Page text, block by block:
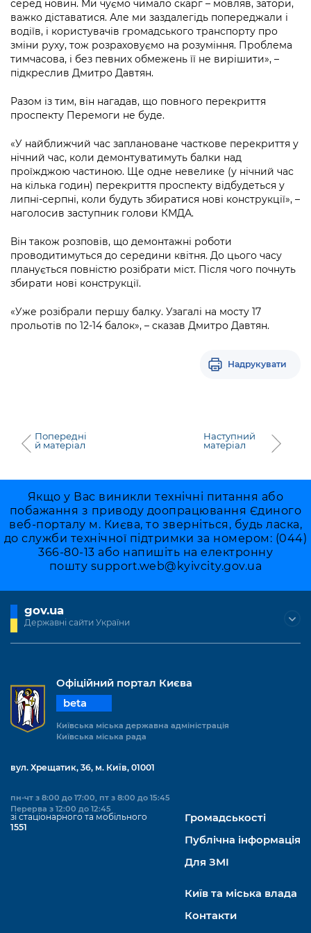
Підприємства, установи, організації
Kyiv International Relations
Річні звіти
Безбар'єрність
Київська міська військова адміністрація
Портал Захисників та Захисниць
Безбар'єрність
Портал послуг
Міський застосунок Київ Цифровий
Важливе під час воєнного стану
Уряд» – місцевий рівень»
Важливе під час воєнного стану
Про відкриті дані
Портал даних Києва
Публічні дашборди
серед новин. Ми чуємо чимало скарг – мовляв, затори,
важко діставатися. Але ми заздалегідь попереджали і
водіїв, і користувачів громадського транспорту про
зміни руху, тож розраховуємо на розуміння. Проблема
тимчасова, і без певних обмежень її не вирішити», –
підкреслив Дмитро Давтян.
Разом із тим, він нагадав, що повного перекриття
проспекту Перемоги не буде.
«У найближчий час заплановане часткове перекриття у
нічний час, коли демонтуватимуть балки над
проїжджою частиною. Ще одне невелике (у нічний час
на кілька годин) перекриття проспекту відбудеться у
липні-серпні, коли будуть збиратися нові конструкції», –
наголосив заступник голови КМДА.
Він також розповів, що демонтажні роботи
проводитимуться до середини квітня. До цього часу
планується повністю розібрати міст. Після чого почнуть
збирати нові конструкції.
«Уже розібрали першу балку. Узагалі на мосту 17
прольотів по 12-14 балок», – сказав Дмитро Давтян.
Надрукувати
Попередні
й матеріал
Наступний
матеріал
Якщо у Вас виникли технічні питання або
побажання з приводу доопрацювання Єдиного
веб-порталу м. Києва, то зверніться, будь ласка,
до служби технічної підтримки за номером: (044)
366-80-13 або напишіть на електронну
пошту support.web@kyivcity.gov.ua
gov.ua
Державні сайти України
Офіційний портал Києва
beta
Київська міська державна адміністрація
Київська міська рада
вул. Хрещатик, 36, м. Київ, 01001
пн-чт з 8:00 до 17:00, пт з 8:00 до 15:45
Перерва з 12:00 до 12:45
зі стаціонарного та мобільного
1551
Громадськості
Публічна інформація
Для ЗМІ
Київ та міська влада
Контакти